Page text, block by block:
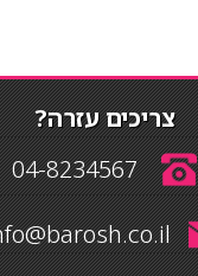
צריכים עזרה?
04-8234567